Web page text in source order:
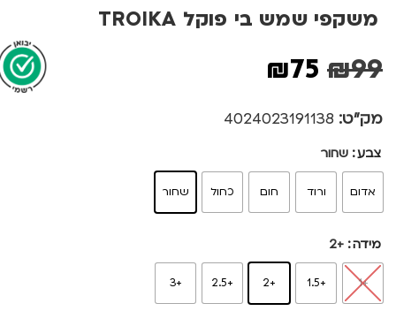
משקפי שמש בי פוקל TROIKA
₪99
₪75
מק"ט: 4024023191138
צבע שחור
אדום ורוד חום כחול שחור
מידה +2
+1
+1.5
+2
+2.5
+3